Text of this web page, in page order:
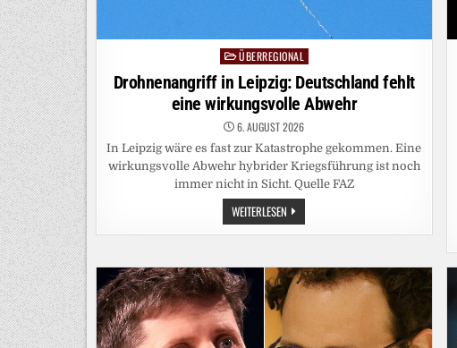
Posted
in
ÜBERREGIONAL
Drohnenangriff in Leipzig: Deutschland fehlt
eine wirkungsvolle Abwehr
6. AUGUST 2026
In Leipzig wäre es fast zur Katastrophe gekommen. Eine
wirkungsvolle Abwehr hybrider Kriegsführung ist noch
immer nicht in Sicht. Quelle FAZ
WEITERLESEN DROHNENANGRIFF
IN
LEIPZIG:
EINE
WIRKUNGSVOLLE
ABWEHR